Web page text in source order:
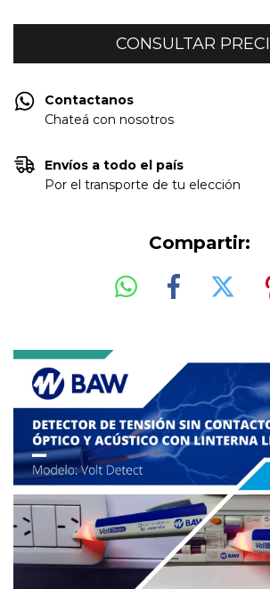
Contactanos
Chateá con nosotros
Envíos a todo el país
Por el transporte de tu elección
Compartir: